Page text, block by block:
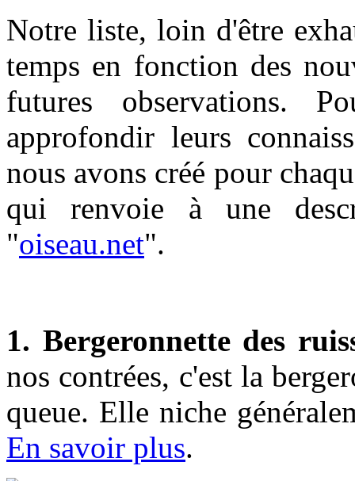
Notre liste, loin d'être
temps en fonction des
futures observations.
approfondir leurs
nous avons créé pour
qui renvoie à une
"oiseau.net".
1. Bergeronnette des
nos contrées, c'est la
queue. Elle niche
En savoir plus.